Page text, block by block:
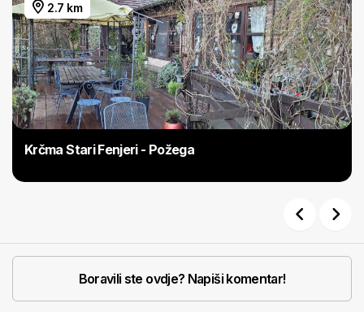
2.7 km
Krčma Stari Fenjeri - Požega
Boravili ste ovdje? Napiši komentar!